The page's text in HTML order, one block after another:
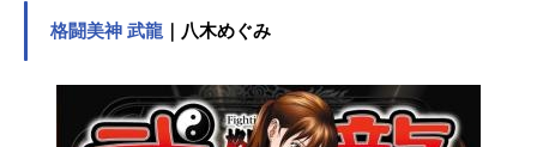
味のなかった囲碁の世界に惹かれて
イバルたちとの出会いを通し、ヒカ
ルは眠っていた才能を目覚めさせて
いく…作品名ヒカルの碁放送形態TV
格闘美神 武龍 ｜八木めぐみ